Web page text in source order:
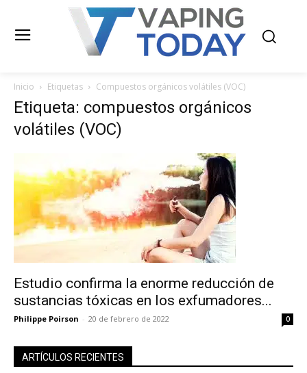
Inicio Etiquetas Compuestos orgánicos volátiles (VOC)
Etiqueta: compuestos orgánicos
volátiles (VOC)
Estudio confirma la enorme reducción de
sustancias tóxicas en los exfumadores...
Philippe Poirson - 20 de febrero de 2022 0
ARTÍCULOS RECIENTES